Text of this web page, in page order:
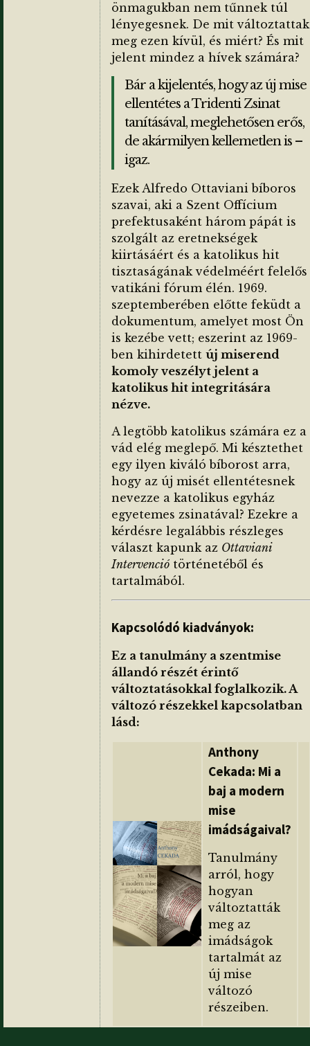
önmagukban nem tűnnek túl
lényegesnek. De mit változtattak
meg ezen kívül, és miért? És mit
jelent mindez a hívek számára?
Bár a kijelentés, hogy az új mise
ellentétes a Tridenti Zsinat
tanításával, meglehetősen erős,
de akármilyen kellemetlen is –
igaz.
Ezek Alfredo Ottaviani bíboros
szavai, aki a Szent Offícium
prefektusaként három pápát is
szolgált az eretnekségek
kiirtásáért és a katolikus hit
tisztaságának védelméért felelős
vatikáni fórum élén. 1969.
szeptemberében előtte feküdt a
dokumentum, amelyet most Ön
is kezébe vett; eszerint az 1969-
ben kihirdetett új miserend
komoly veszélyt jelent a
katolikus hit integritására
nézve.
A legtöbb katolikus számára ez a
vád elég meglepő. Mi késztethet
egy ilyen kiváló bíborost arra,
hogy az új misét ellentétesnek
nevezze a katolikus egyház
egyetemes zsinatával? Ezekre a
kérdésre legalábbis részleges
választ kapunk az Ottaviani
Intervenció történetéből és
tartalmából.
Kapcsolódó kiadványok:
Ez a tanulmány a szentmise
állandó részét érintő
változtatásokkal foglalkozik. A
változó részekkel kapcsolatban
lásd:
Anthony
Cekada: Mi a
baj a modern
mise
imádságaival?
Tanulmány
arról, hogy
hogyan
változtatták
meg az
imádságok
tartalmát az
új mise
változó
részeiben.